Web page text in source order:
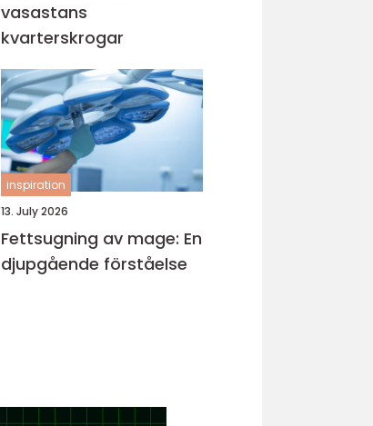
vasastans
kvarterskrogar
inspiration
13. July 2026
Fettsugning av mage: En
djupgående förståelse